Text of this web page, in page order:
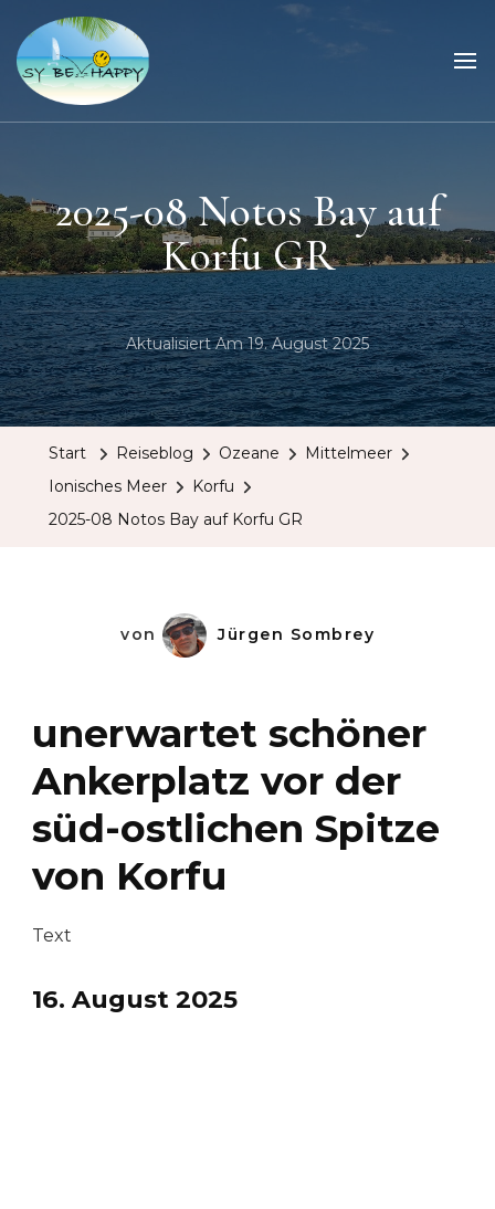
Sailing Be Happy
ein Traum wird wahr
2025-08 Notos Bay auf
Korfu GR
Aktualisiert Am19. August 2025
Start Reiseblog Ozeane
Mittelmeer
Ionisches Meer
Korfu
2025-08 Notos Bay auf Korfu GR
von Jürgen Sombrey
unerwartet schöner
Ankerplatz vor der
süd-ostlichen Spitze
von Korfu
Text
16. August 2025